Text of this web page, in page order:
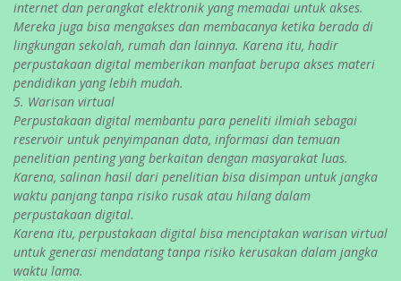
internet dan perangkat elektronik yang memadai untuk akses.
Mereka juga bisa mengakses dan membacanya ketika berada di
lingkungan sekolah, rumah dan lainnya. Karena itu, hadir
perpustakaan digital memberikan manfaat berupa akses materi
pendidikan yang lebih mudah.
5. Warisan virtual
Perpustakaan digital membantu para peneliti ilmiah sebagai
reservoir untuk penyimpanan data, informasi dan temuan
penelitian penting yang berkaitan dengan masyarakat luas.
Karena, salinan hasil dari penelitian bisa disimpan untuk jangka
waktu panjang tanpa risiko rusak atau hilang dalam
perpustakaan digital.
Karena itu, perpustakaan digital bisa menciptakan warisan virtual
untuk generasi mendatang tanpa risiko kerusakan dalam jangka
waktu lama.